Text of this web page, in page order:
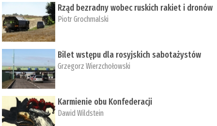
Rząd bezradny wobec ruskich rakiet i dronów
Piotr Grochmalski
Bilet wstępu dla rosyjskich sabotażystów
Grzegorz Wierzchołowski
Karmienie obu Konfederacji
Dawid Wildstein